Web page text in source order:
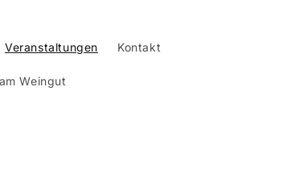
Veranstaltungen Kontakt
Weingut